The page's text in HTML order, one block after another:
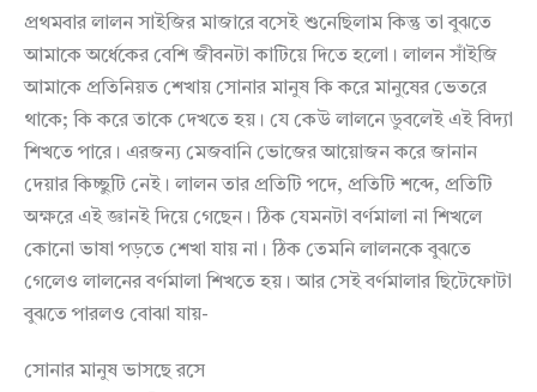
প্রথমবার লালন সাইজির মাজারে বসেই শুনেছিলাম কিন্তু তা বুঝতে
আমাকে অর্ধেকের বেশি জীবনটা কাটিয়ে দিতে হলো। লালন সাঁইজি
আমাকে প্রতিনিয়ত শেখায় সোনার মানুষ কি করে মানুষের ভেতরে
থাকে; কি করে তাকে দেখতে হয়। যে কেউ লালনে ডুবলেই এই বিদ্যা
শিখতে পারে। এরজন্য মেজবানি ভোজের আয়োজন করে জানান
দেয়ার কিচ্ছুটি নেই। লালন তার প্রতিটি পদে, প্রতিটি শব্দে, প্রতিটি
অক্ষরে এই জ্ঞানই দিয়ে গেছেন। ঠিক যেমনটা বর্ণমালা না শিখলে
কোনো ভাষা পড়তে শেখা যায় না। ঠিক তেমনি লালনকে বুঝতে
গেলেও লালনের বর্ণমালা শিখতে হয়। আর সেই বর্ণমালার ছিটেফোটা
বুঝতে পারলও বোঝা যায়-
সোনার মানুষ ভাসছে রসে